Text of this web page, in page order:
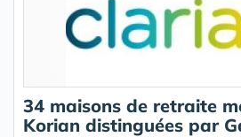
34 maisons de retraite
Korian distinguées par